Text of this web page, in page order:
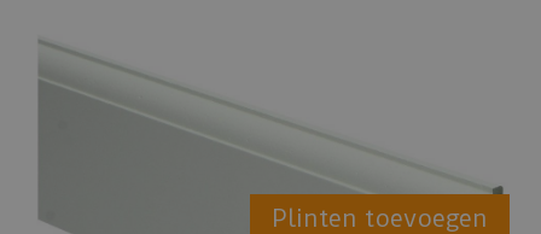
Plinten toevoegen